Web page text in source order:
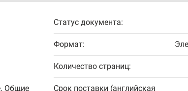
Общие
Статус документа:
Формат:
Количество страниц:
Срок поставки (английская